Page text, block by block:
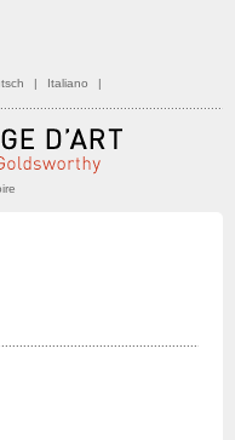
| Italiano |